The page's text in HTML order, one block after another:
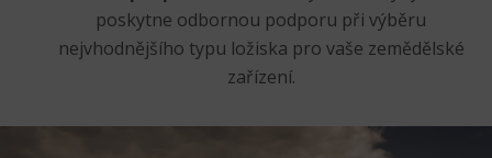
poskytne odbornou podporu při výběru
nejvhodnějšího typu ložiska pro vaše zemědělské
zařízení.